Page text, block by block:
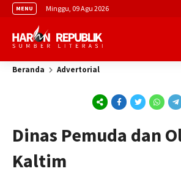
MENU Minggu, 09 Agu 2026
Beranda Advertorial
Dinas Pemuda dan
Kaltim